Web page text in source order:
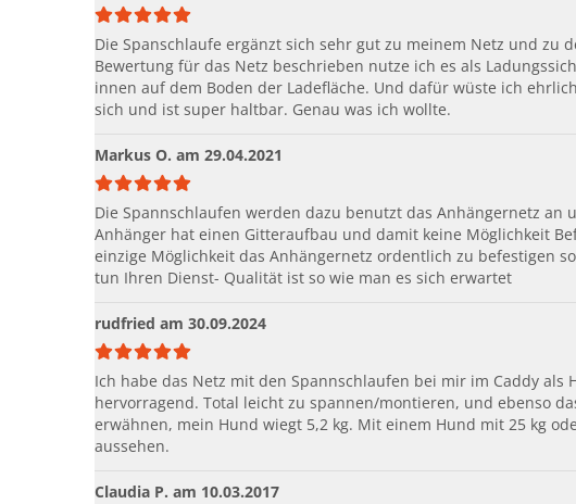
Die Spanschlaufe ergänzt sich sehr gut zu meinem Netz und zu
Bewertung für das Netz beschrieben nutze ich es als
innen auf dem Boden der Ladefläche. Und dafür wüste ich
sich und ist super haltbar. Genau was ich wollte.
Markus O. am 29.04.2021
Die Spannschlaufen werden dazu benutzt das Anhängernetz an
Anhänger hat einen Gitteraufbau und damit keine Möglichkeit
einzige Möglichkeit das Anhängernetz ordentlich zu befestigen
tun Ihren Dienst- Qualität ist so wie man es sich erwartet
rudfried am 30.09.2024
Ich habe das Netz mit den Spannschlaufen bei mir im Caddy als
hervorragend. Total leicht zu spannen/montieren, und ebenso
erwähnen, mein Hund wiegt 5,2 kg. Mit einem Hund mit 25 kg
aussehen.
Claudia P. am 10.03.2017